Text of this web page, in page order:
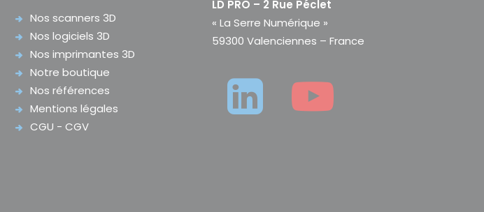
Nos scanners 3D
Nos logiciels 3D
Nos imprimantes 3D
Notre boutique
Nos références
Mentions légales
CGU - CGV
LD PRO – 2 Rue Péclet
« La Serre Numérique »
59300 Valenciennes – France